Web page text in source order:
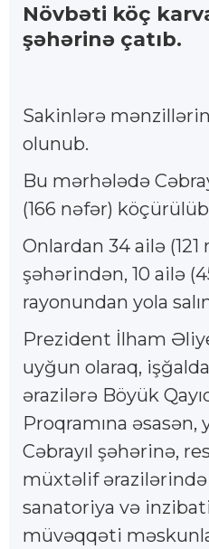
Növbəti köç
şəhərinə çatıb.
Sakinlərə
olunub.
Bu mərhələdə
(166 nəfər)
Onlardan 34 ailə (121
şəhərindən, 10 ailə
rayonundan yola
Prezident İlham
uyğun olaraq,
ərazilərə Böyük
Proqramına
Cəbrayıl şəhərinə,
müxtəlif ərazilərində
sanatoriya və
müvəqqəti